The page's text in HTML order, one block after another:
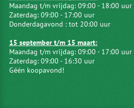
Maandag t/m vrijdag: 09:00 - 18:00 uur
Zaterdag: 09:00 - 17:00 uur
Donderdagavond : tot 20:00 uur
15 september t/m 15 maart:
Maandag t/m vrijdag: 09:00 - 17:00 uur
Zaterdag: 09:00 - 16:30 uur
Géén koopavond!